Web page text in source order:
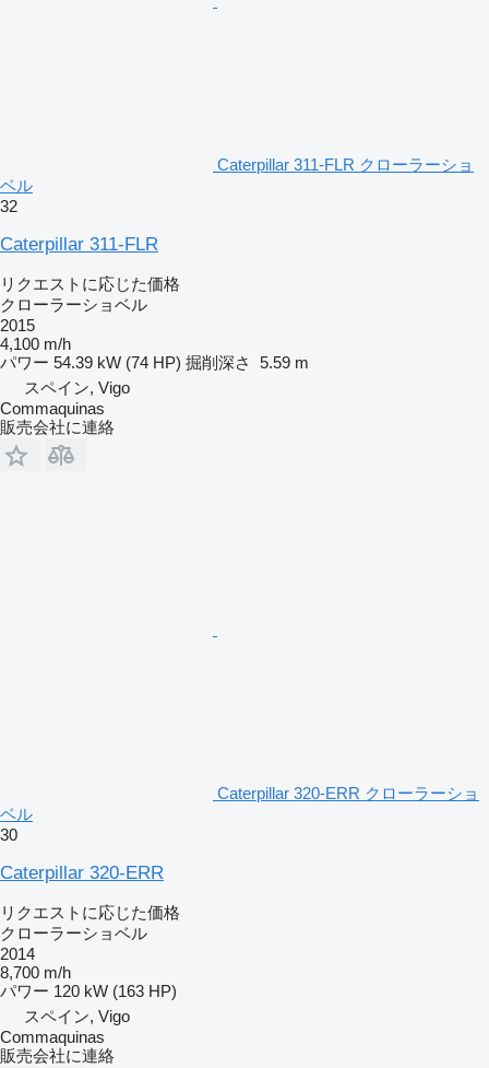
Caterpillar 311-FLR クローラーショ
ベル
32
Caterpillar 311-FLR
リクエストに応じた価格
クローラーショベル
2015
4,100 m/h
パワー 54.39 kW (74 HP) 掘削深さ
5.59 m
スペイン, Vigo
Commaquinas
販売会社に連絡
Caterpillar 320-ERR クローラーショ
ベル
30
Caterpillar 320-ERR
リクエストに応じた価格
クローラーショベル
2014
8,700 m/h
パワー 120 kW (163 HP)
スペイン, Vigo
Commaquinas
販売会社に連絡